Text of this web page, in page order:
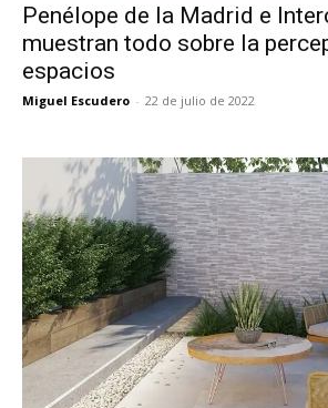
Penélope de la Madrid e
muestran todo sobre la
espacios
Miguel Escudero - 22 de julio de 2022